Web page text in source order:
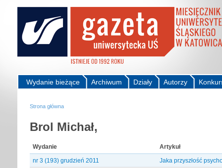
Autorzy
Działy
Archiwum
Wydanie bieżące
Strona główna
Brol Michał,
Wydanie
Artykuł
nr 3 (193) grudzień 2011
Jaka przyszłość